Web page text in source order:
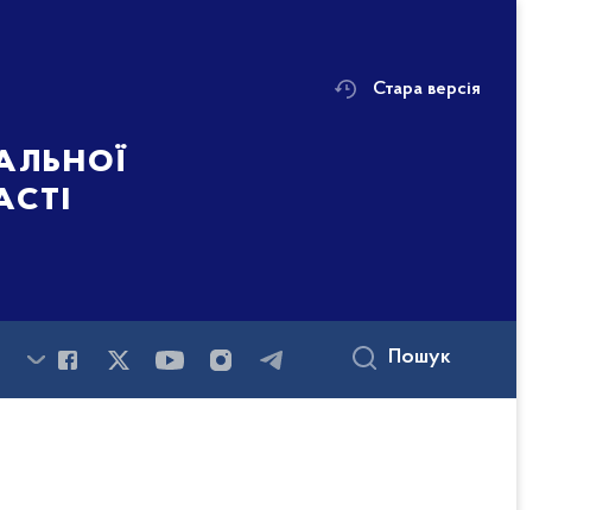
Стара версія
Пошук